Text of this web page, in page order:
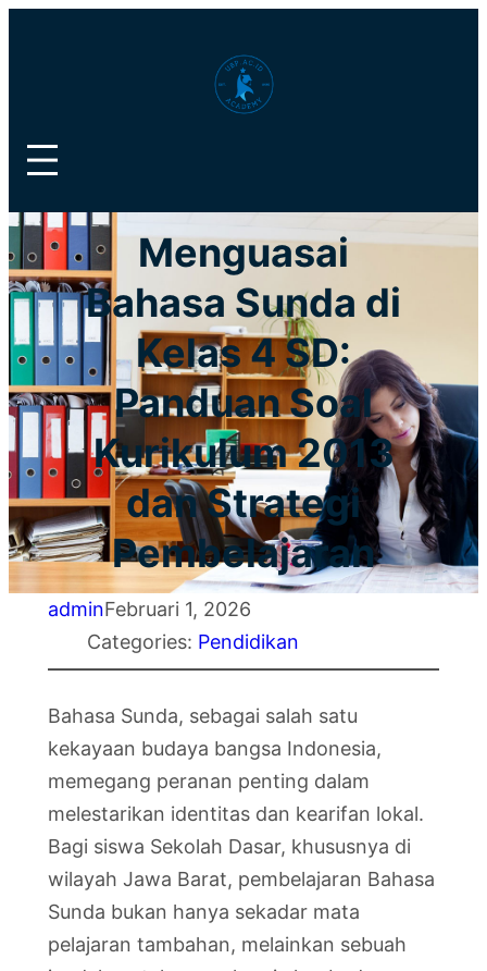
Menguasai
Bahasa Sunda di
Kelas 4 SD:
Panduan Soal
Kurikulum 2013
dan Strategi
Pembelajaran
adminFebruari 1, 2026
Categories: Pendidikan
Bahasa Sunda, sebagai salah satu
kekayaan budaya bangsa Indonesia,
memegang peranan penting dalam
melestarikan identitas dan kearifan lokal.
Bagi siswa Sekolah Dasar, khususnya di
wilayah Jawa Barat, pembelajaran Bahasa
Sunda bukan hanya sekadar mata
pelajaran tambahan, melainkan sebuah